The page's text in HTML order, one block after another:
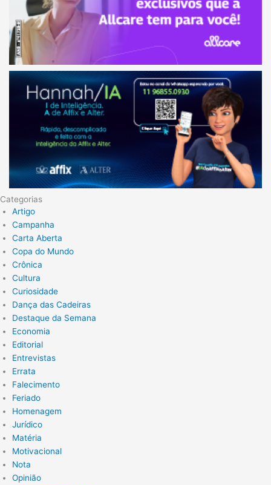
Categorias
Artigo
Campanha
Carta Aberta
Copa do Mundo
Crônica
Cultura
Curiosidade
Dança das Cadeiras
Destaque da Semana
Economia
Editorial
Entrevistas
Errata
Falecimento
Feriado
Homenagem
Jurídico
Matéria
Motivacional
Nota
Opinião